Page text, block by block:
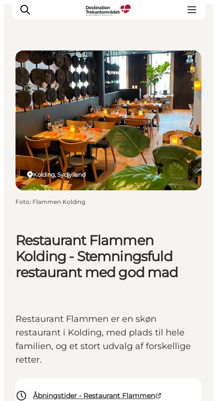
LEGOLAND® Billund Resort
Byer
Det sker
Overnatning
Planlæg din rejse
Køb
Restaurant Flammen
Kolding - Stemningsfuld
restaurant med god mad
Restaurant Flammen er en skøn
restaurant i Kolding, med plads til hele
familien, og et stort udvalg af forskellige
retter.
Åbningstider - Restaurant Flammen
Kolding, Sydjylland
Restauranter
Foto: Flammen Kolding